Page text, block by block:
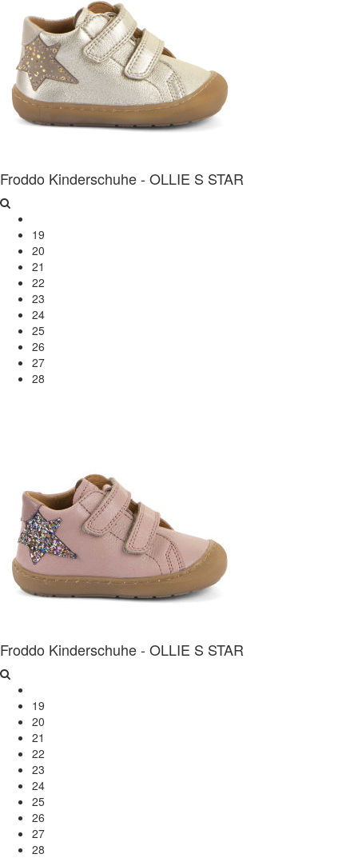
Froddo Kinderschuhe - OLLIE S STAR
19
20
21
22
23
24
25
26
27
28
Froddo Kinderschuhe - OLLIE S STAR
19
20
21
22
23
24
25
26
27
28